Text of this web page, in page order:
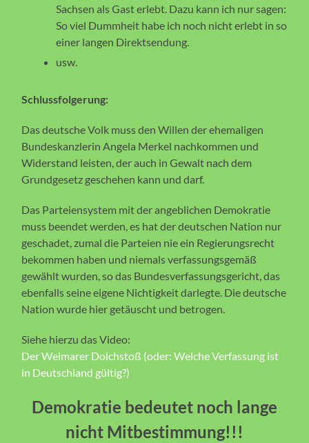
Sachsen als Gast erlebt. Dazu kann ich nur sagen:
So viel Dummheit habe ich noch nicht erlebt in so
einer langen Direktsendung.
usw.
Schlussfolgerung:
Das deutsche Volk muss den Willen der ehemaligen
Bundeskanzlerin Angela Merkel nachkommen und
Widerstand leisten, der auch in Gewalt nach dem
Grundgesetz geschehen kann und darf.
Das Parteiensystem mit der angeblichen Demokratie
muss beendet werden, es hat der deutschen Nation nur
geschadet, zumal die Parteien nie ein Regierungsrecht
bekommen haben und niemals verfassungsgemäß
gewählt wurden, so das Bundesverfassungsgericht, das
ebenfalls seine eigene Nichtigkeit darlegte. Die deutsche
Nation wurde hier getäuscht und betrogen.
Siehe hierzu das Video:
Der Weimarer Dolchstoß (oder: Welche Verfassung ist
in Deutschland gültig?)
Demokratie bedeutet noch lange
nicht Mitbestimmung!!!